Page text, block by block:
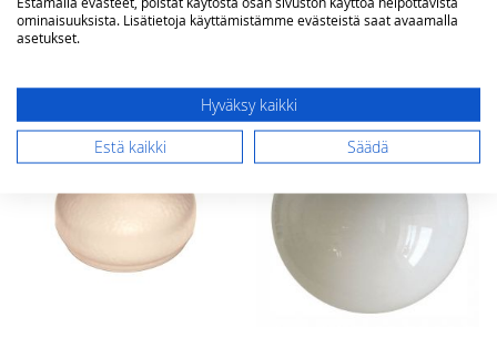
Lisää ostoskoriin Lisää ostoskoriin
ominaisuuksista. Lisätietoja käyttämistämme evästeistä saat avaamalla
asetukset.
Hyväksy kaikki
Estä kaikki Säädä